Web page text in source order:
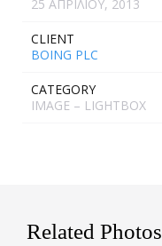
25 ΑΠΡΙΛΊΟΥ, 2013
CLIENT
BOING PLC
CATEGORY
IMAGE – LIGHTBOX
Related Photos